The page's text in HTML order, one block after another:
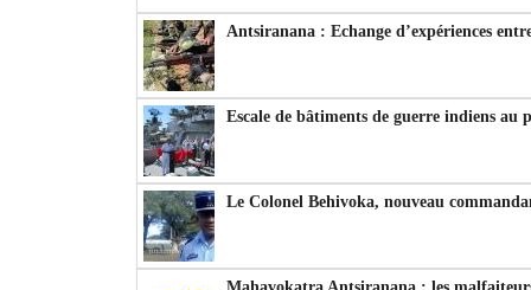
Antsiranana : Echange d’expériences
Escale de bâtiments de guerre indiens au
Le Colonel Behivoka, nouveau